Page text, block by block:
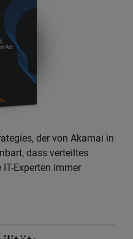
der von Akamai in
dass verteiltes
Experten immer